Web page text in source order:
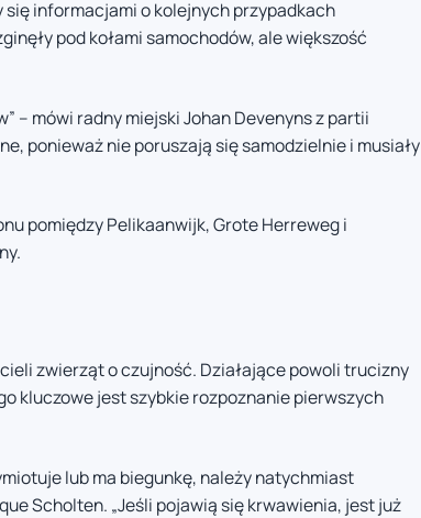
informacjami o kolejnych przypadkach
pod kołami samochodów, ale większość
– mówi radny miejski Johan Devenyns z partii
ponieważ nie poruszają się samodzielnie i musiały
pomiędzy Pelikaanwijk, Grote Herreweg i
zwierząt o czujność. Działające powoli trucizny
kluczowe jest szybkie rozpoznanie pierwszych
lub ma biegunkę, należy natychmiast
Scholten. „Jeśli pojawią się krwawienia, jest już